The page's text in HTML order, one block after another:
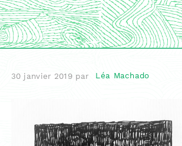
30 janvier 2019 par Léa Machado